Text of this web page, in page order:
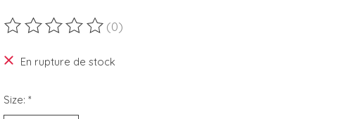
Ce produit est évalué à
(0)
En rupture de stock
Size: *